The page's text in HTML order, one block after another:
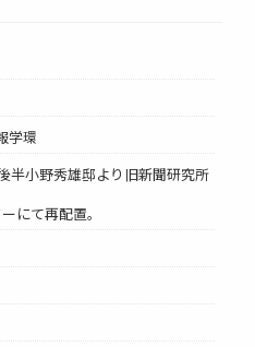
学環
半小野秀雄邸より旧新聞研究所
にて再配置。